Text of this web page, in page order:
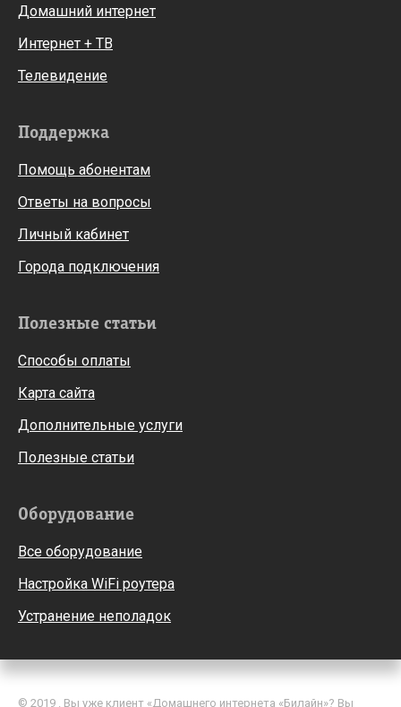
Домашний интернет
Интернет + ТВ
Телевидение
Поддержка
Помощь абонентам
Ответы на вопросы
Личный кабинет
Города подключения
Полезные статьи
Способы оплаты
Карта сайта
Дополнительные услуги
Полезные статьи
Оборудование
Все оборудование
Настройка WiFi роутера
Устранение неполадок
© 2019 . Вы уже клиент «Домашнего интернета «Билайн»? Вы